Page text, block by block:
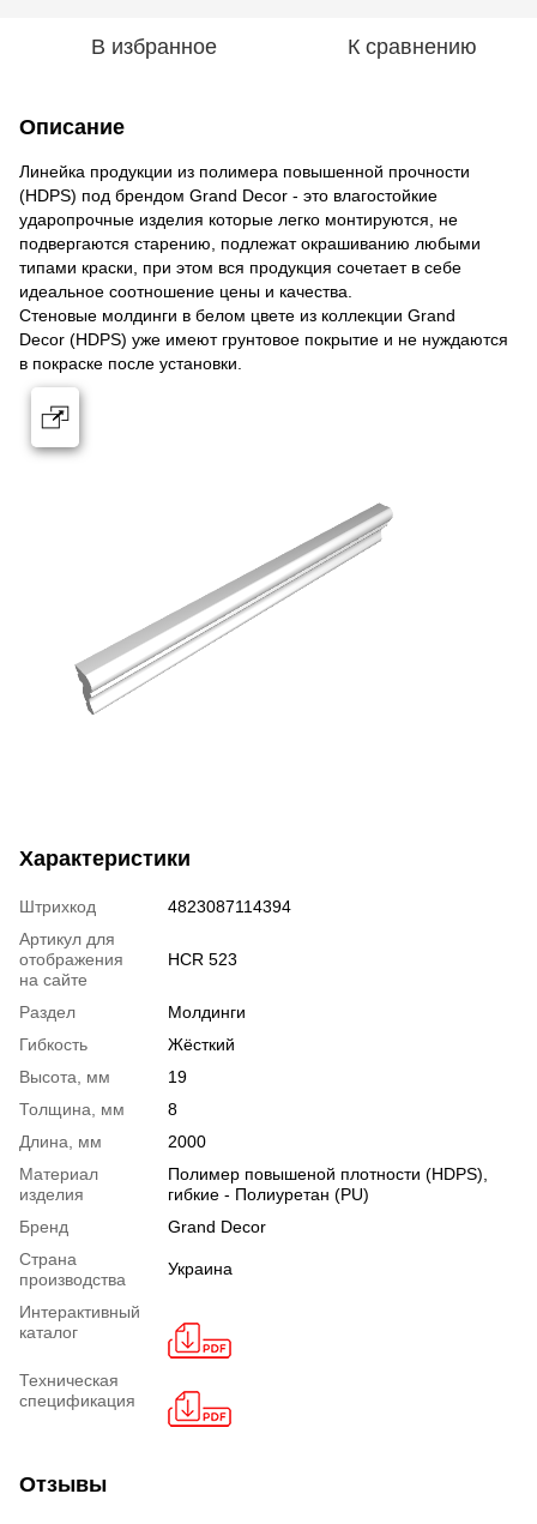
В избранное К сравнению
Описание
Линейка продукции из полимера повышенной прочности
(HDPS) под брендом Grand Decor - это влагостойкие
ударопрочные изделия которые легко монтируются, не
подвергаются старению, подлежат окрашиванию любыми
типами краски, при этом вся продукция сочетает в себе
идеальное соотношение цены и качества.
Стеновые молдинги в белом цвете из коллекции Grand
Decor (HDPS) уже имеют грунтовое покрытие и не нуждаются
в покраске после установки.
Характеристики
Штрихкод
4823087114394
Артикул для
отображения
на сайте
HCR 523
Раздел
Молдинги
Гибкость
Жёсткий
Высота, мм
19
Толщина, мм
8
Длина, мм
2000
Материал
изделия
Полимер повышеной плотности (HDPS),
гибкие - Полиуретан (PU)
Бренд
Grand Decor
Страна
производства
Украина
Интерактивный
каталог
Техническая
спецификация
Отзывы